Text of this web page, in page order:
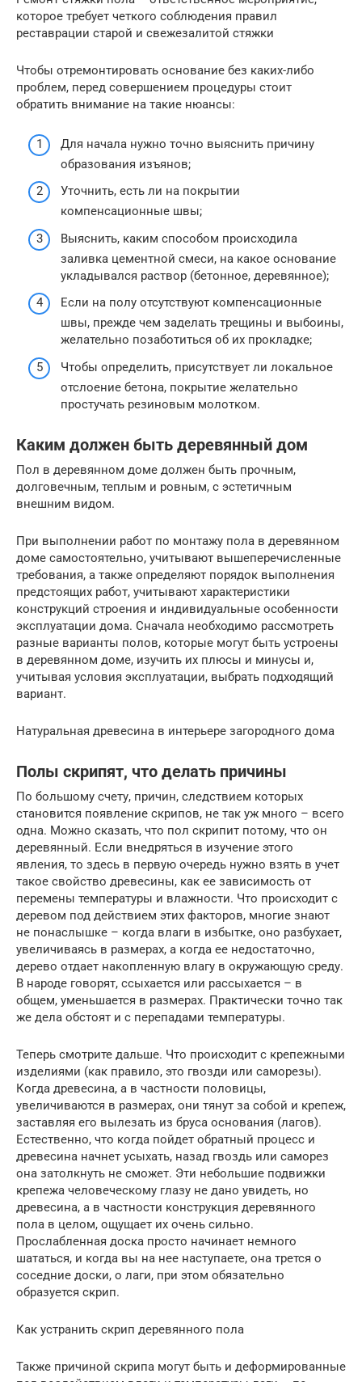
которое требует четкого соблюдения правил
реставрации старой и свежезалитой стяжки
Чтобы отремонтировать основание без каких-либо
проблем, перед совершением процедуры стоит
обратить внимание на такие нюансы:
Для начала нужно точно выяснить причину
образования изъянов;
Уточнить, есть ли на покрытии
компенсационные швы;
Выяснить, каким способом происходила
заливка цементной смеси, на какое основание
укладывался раствор (бетонное, деревянное);
Если на полу отсутствуют компенсационные
швы, прежде чем заделать трещины и выбоины,
желательно позаботиться об их прокладке;
Чтобы определить, присутствует ли локальное
отслоение бетона, покрытие желательно
простучать резиновым молотком.
Каким должен быть деревянный дом
Пол в деревянном доме должен быть прочным,
долговечным, теплым и ровным, с эстетичным
внешним видом.
При выполнении работ по монтажу пола в деревянном
доме самостоятельно, учитывают вышеперечисленные
требования, а также определяют порядок выполнения
предстоящих работ, учитывают характеристики
конструкций строения и индивидуальные особенности
эксплуатации дома. Сначала необходимо рассмотреть
разные варианты полов, которые могут быть устроены
в деревянном доме, изучить их плюсы и минусы и,
учитывая условия эксплуатации, выбрать подходящий
вариант.
Натуральная древесина в интерьере загородного дома
Полы скрипят, что делать причины
По большому счету, причин, следствием которых
становится появление скрипов, не так уж много – всего
одна. Можно сказать, что пол скрипит потому, что он
деревянный. Если внедряться в изучение этого
явления, то здесь в первую очередь нужно взять в учет
такое свойство древесины, как ее зависимость от
перемены температуры и влажности. Что происходит с
деревом под действием этих факторов, многие знают
не понаслышке – когда влаги в избытке, оно разбухает,
увеличиваясь в размерах, а когда ее недостаточно,
дерево отдает накопленную влагу в окружающую среду.
В народе говорят, ссыхается или рассыхается – в
общем, уменьшается в размерах. Практически точно так
же дела обстоят и с перепадами температуры.
Теперь смотрите дальше. Что происходит с крепежными
изделиями (как правило, это гвозди или саморезы).
Когда древесина, а в частности половицы,
увеличиваются в размерах, они тянут за собой и крепеж,
заставляя его вылезать из бруса основания (лагов).
Естественно, что когда пойдет обратный процесс и
древесина начнет усыхать, назад гвоздь или саморез
она затолкнуть не сможет. Эти небольшие подвижки
крепежа человеческому глазу не дано увидеть, но
древесина, а в частности конструкция деревянного
пола в целом, ощущает их очень сильно.
Прослабленная доска просто начинает немного
шататься, и когда вы на нее наступаете, она трется о
соседние доски, о лаги, при этом обязательно
образуется скрип.
Как устранить скрип деревянного пола
Также причиной скрипа могут быть и деформированные